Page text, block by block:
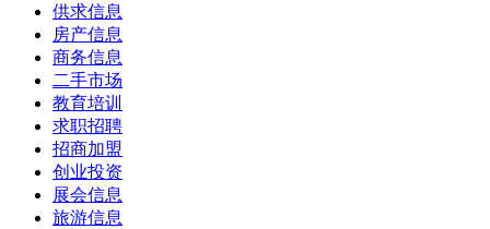
供求信息
房产信息
商务信息
二手市场
教育培训
求职招聘
招商加盟
创业投资
展会信息
旅游信息